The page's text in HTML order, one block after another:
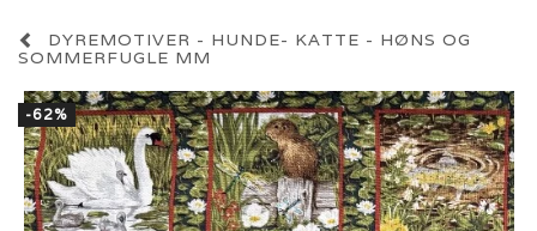
DYREMOTIVER - HUNDE- KATTE - HØNS OG
SOMMERFUGLE MM
-62%